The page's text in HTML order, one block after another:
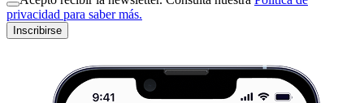
privacidad para saber más.
Inscribirse